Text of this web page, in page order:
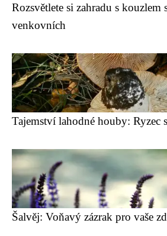
Rozsvětlete si zahradu s kouzlem
venkovních
Tajemství lahodné houby: Ryzec
Šalvěj: Voňavý zázrak pro vaše